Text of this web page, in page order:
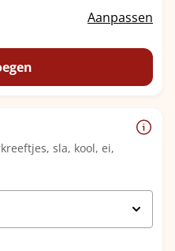
Aanpassen
sla, kool, ei,